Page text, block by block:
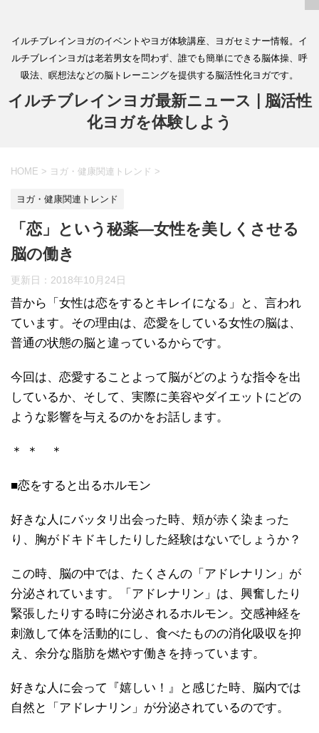
イルチブレインヨガのイベントやヨガ体験講座、ヨガセミナー情報。イ
ルチブレインヨガは老若男女を問わず、誰でも簡単にできる脳体操、呼
吸法、瞑想法などの脳トレーニングを提供する脳活性化ヨガです。
イルチブレインヨガ最新ニュース | 脳活性
化ヨガを体験しよう
HOME > ヨガ・健康関連トレンド >
ヨガ・健康関連トレンド
「恋」という秘薬―女性を美しくさせる
脳の働き
更新日： 2018年10月24日
昔から「女性は恋をするとキレイになる」と、言われ
ています。その理由は、恋愛をしている女性の脳は、
普通の状態の脳と違っているからです。
今回は、恋愛することよって脳がどのような指令を出
しているか、そして、実際に美容やダイエットにどの
ような影響を与えるのかをお話します。
＊ ＊ ＊
■恋をすると出るホルモン
好きな人にバッタリ出会った時、頬が赤く染まった
り、胸がドキドキしたりした経験はないでしょうか？
この時、脳の中では、たくさんの「アドレナリン」が
分泌されています。「アドレナリン」は、興奮したり
緊張したりする時に分泌されるホルモン。交感神経を
刺激して体を活動的にし、食べたものの消化吸収を抑
え、余分な脂肪を燃やす働きを持っています。
好きな人に会って『嬉しい！』と感じた時、脳内では
自然と「アドレナリン」が分泌されているのです。